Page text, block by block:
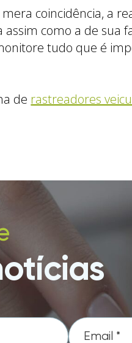
coincidência, a
assim como a de sua
tudo que é
de rastreadores